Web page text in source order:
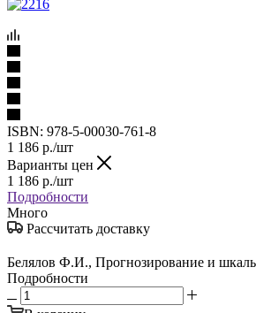
ISBN: 978-5-00030-761-8
1 186 р./шт
Варианты цен
1 186 р./шт
Подробности
Много
Рассчитать доставку
Белялов Ф.И., Прогнозирование и
Подробности